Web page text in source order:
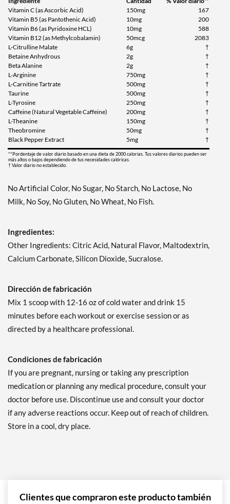
Vitamin C (as Ascorbic Acid)
150mg
167
Vitamin B5 (as Pantothenic Acid)
10mg
200
Vitamin B6 (as Pyridoxine HCL)
10mg
588
Vitamin B12 (as Methylcobalamin)
50mcg
2083
L-Citrulline Malate
6g
†
Betaine Anhydrous
2g
†
Beta Alanine
2g
†
L-Arginine
750mg
†
L-Carnitine Tartrate
500mg
†
Taurine
500mg
†
L-Tyrosine
250mg
†
Caffeine (Natural Vegetable Caffeine)
200mg
†
L-Theanine
150mg
†
Theobromine
50mg
†
Black Pepper Extract
5mg †
**Pordentaje de valor diario basado en una dieta de 2000 calorias. Tus valores diarios pueden ser
más altos o bajos dependiendo de tus necesidades calóricas.
† Valor diario no establecido.
No Artificial Color, No Sugar, No Starch, No Lactose, No
Milk, No Soy, No Gluten, No Wheat, No Fish.
Ingredientes:
Other Ingredients: Citric Acid, Natural Flavor, Maltodextrin,
Calcium Carbonate, Silicon Dioxide, Sucralose.
Dirección de fabricación
Mix 1 scoop with 12-16 oz of cold water and drink 15
minutes before each workout or exercise session or as
directed by a healthcare professional.
Condiciones de fabricación
If you are pregnant, nursing or taking any prescription
medication or planning any medical procedure, consult your
doctor before use. Discontinue use and consult your doctor
if any adverse reactions occur. Keep out of reach of children.
Store in a cool, dry place.
Clientes que compraron este producto también